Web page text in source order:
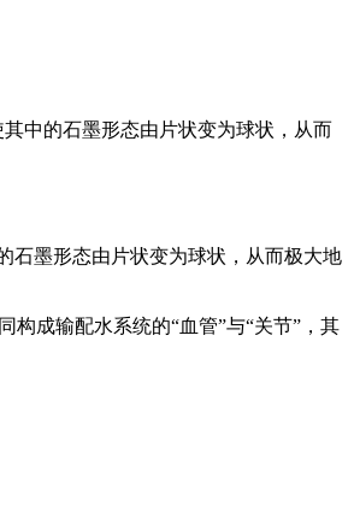
中的石墨形态由片状变为球状，从而
石墨形态由片状变为球状，从而极大地
成输配水系统的“血管”与“关节”，其